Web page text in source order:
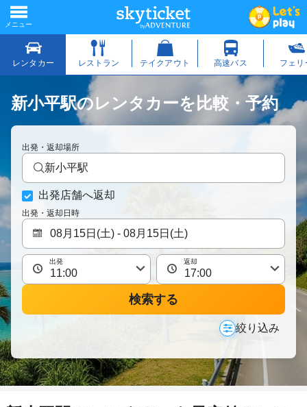
新小平駅のレンタカーを比較・予約
出発・返却場所
新小平駅
出発店舗へ返却
出発・返却日時
出発 返却
検索する
絞り込み